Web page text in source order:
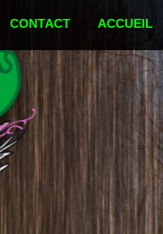
CONTACT
ACCUEIL